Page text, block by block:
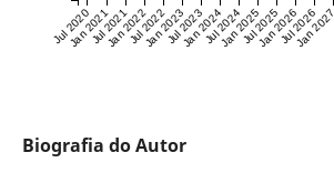
Jul 2020
Jan 2021Jul 2021
Jan 2022Jul 2022
Jan 2023Jul 2023
Jan 2024Jul 2024
Jan 2025Jul 2025
Jan 2026Jul 2026
Jan 2027
Biografia do Autor